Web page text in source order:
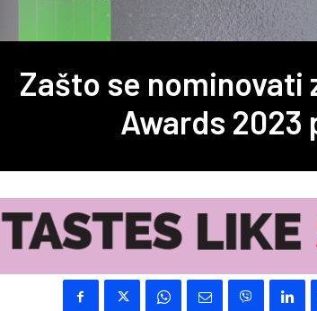
Zašto se nominovati
Awards 2023